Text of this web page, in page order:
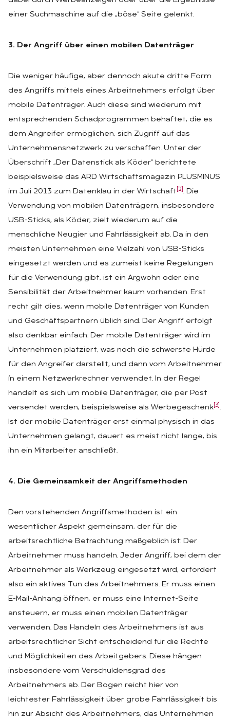
einer Suchmaschine auf die „böse“ Seite gelenkt.
3. Der Angriff über einen mobilen Datenträger
Die weniger häufige, aber dennoch akute dritte Form
des Angriffs mittels eines Arbeitnehmers erfolgt über
mobile Datenträger. Auch diese sind wiederum mit
entsprechenden Schadprogrammen behaftet, die es
dem Angreifer ermöglichen, sich Zugriff auf das
Unternehmensnetzwerk zu verschaffen. Unter der
Überschrift „Der Datenstick als Köder“ berichtete
beispielsweise das ARD Wirtschaftsmagazin PLUSMINUS
im Juli 2013 zum Datenklau in der Wirtschaft [2] . Die
Verwendung von mobilen Datenträgern, insbesondere
USB-Sticks, als Köder, zielt wiederum auf die
menschliche Neugier und Fahrlässigkeit ab. Da in den
meisten Unternehmen eine Vielzahl von USB-Sticks
eingesetzt werden und es zumeist keine Regelungen
für die Verwendung gibt, ist ein Argwohn oder eine
Sensibilität der Arbeitnehmer kaum vorhanden. Erst
recht gilt dies, wenn mobile Datenträger von Kunden
und Geschäftspartnern üblich sind. Der Angriff erfolgt
also denkbar einfach: Der mobile Datenträger wird im
Unternehmen platziert, was noch die schwerste Hürde
für den Angreifer darstellt, und dann vom Arbeitnehmer
ín einem Netzwerkrechner verwendet. In der Regel
handelt es sich um mobile Datenträger, die per Post
versendet werden, beispielsweise als Werbegeschenk [3] .
Ist der mobile Datenträger erst einmal physisch in das
Unternehmen gelangt, dauert es meist nicht lange, bis
ihn ein Mitarbeiter anschließt.
4. Die Gemeinsamkeit der Angriffsmethoden
Den vorstehenden Angriffsmethoden ist ein
wesentlicher Aspekt gemeinsam, der für die
arbeitsrechtliche Betrachtung maßgeblich ist: Der
Arbeitnehmer muss handeln. Jeder Angriff, bei dem der
Arbeitnehmer als Werkzeug eingesetzt wird, erfordert
also ein aktives Tun des Arbeitnehmers. Er muss einen
E-Mail-Anhang öffnen, er muss eine Internet-Seite
ansteuern, er muss einen mobilen Datenträger
verwenden. Das Handeln des Arbeitnehmers ist aus
arbeitsrechtlicher Sicht entscheidend für die Rechte
und Möglichkeiten des Arbeitgebers. Diese hängen
insbesondere vom Verschuldensgrad des
Arbeitnehmers ab. Der Bogen reicht hier von
leichtester Fahrlässigkeit über grobe Fahrlässigkeit bis
hin zur Absicht des Arbeitnehmers, das Unternehmen